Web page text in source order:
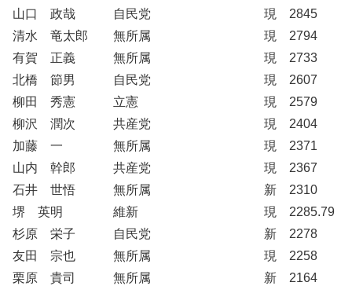
山口 政哉 自民党 現 2845
清水 竜太郎 無所属 現 2794
有賀 正義 無所属 現 2733
北橋 節男 自民党 現 2607
柳田 秀憲 立憲 現 2579
柳沢 潤次 共産党 現 2404
加藤 一 無所属 現 2371
山内 幹郎 共産党 現 2367
石井 世悟 無所属 新 2310
堺 英明 維新 現 2285.79
杉原 栄子 自民党 新 2278
友田 宗也 無所属 現 2258
栗原 貴司 無所属 新 2164